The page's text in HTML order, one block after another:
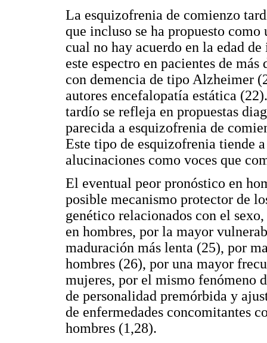
La esquizofrenia de comienzo
que incluso se ha propuesto
cual no hay acuerdo en la edad
este espectro en pacientes de
con demencia de tipo Alzheimer
autores encefalopatía estática
tardío se refleja en propuestas
parecida a esquizofrenia de
Este tipo de esquizofrenia tiende
alucinaciones como voces que
El eventual peor pronóstico en
posible mecanismo protector de
genético relacionados con el
en hombres, por la mayor
maduración más lenta (25), por
hombres (26), por una mayor
mujeres, por el mismo fenómeno
de personalidad premórbida y
de enfermedades concomitantes
hombres (1,28).